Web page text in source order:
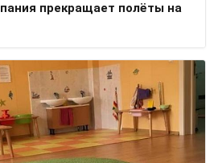
прекращает полёты на